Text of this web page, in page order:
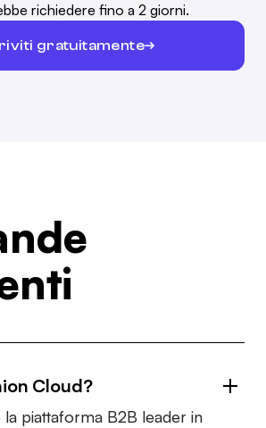
richiedere fino a 2 giorni.
gratuitamente
Cloud?
la piattaforma B2B leader in